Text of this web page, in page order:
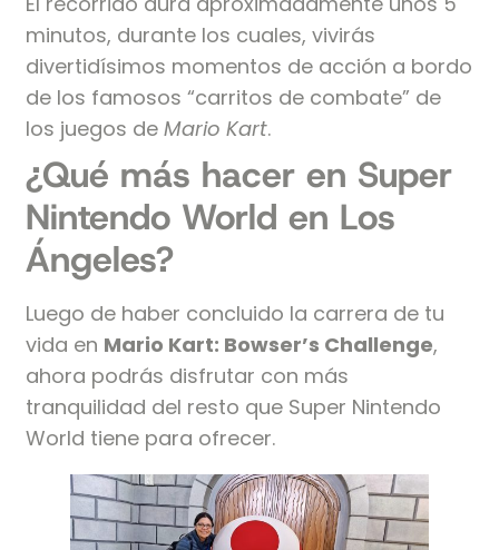
minutos, durante los cuales, vivirás
divertidísimos momentos de acción a bordo
de los famosos “carritos de combate” de
los juegos de Mario Kart.
¿Qué más hacer en Super
Nintendo World en Los
Ángeles?
Luego de haber concluido la carrera de tu
vida en Mario Kart: Bowser’s Challenge,
ahora podrás disfrutar con más
tranquilidad del resto que Super Nintendo
World tiene para ofrecer.